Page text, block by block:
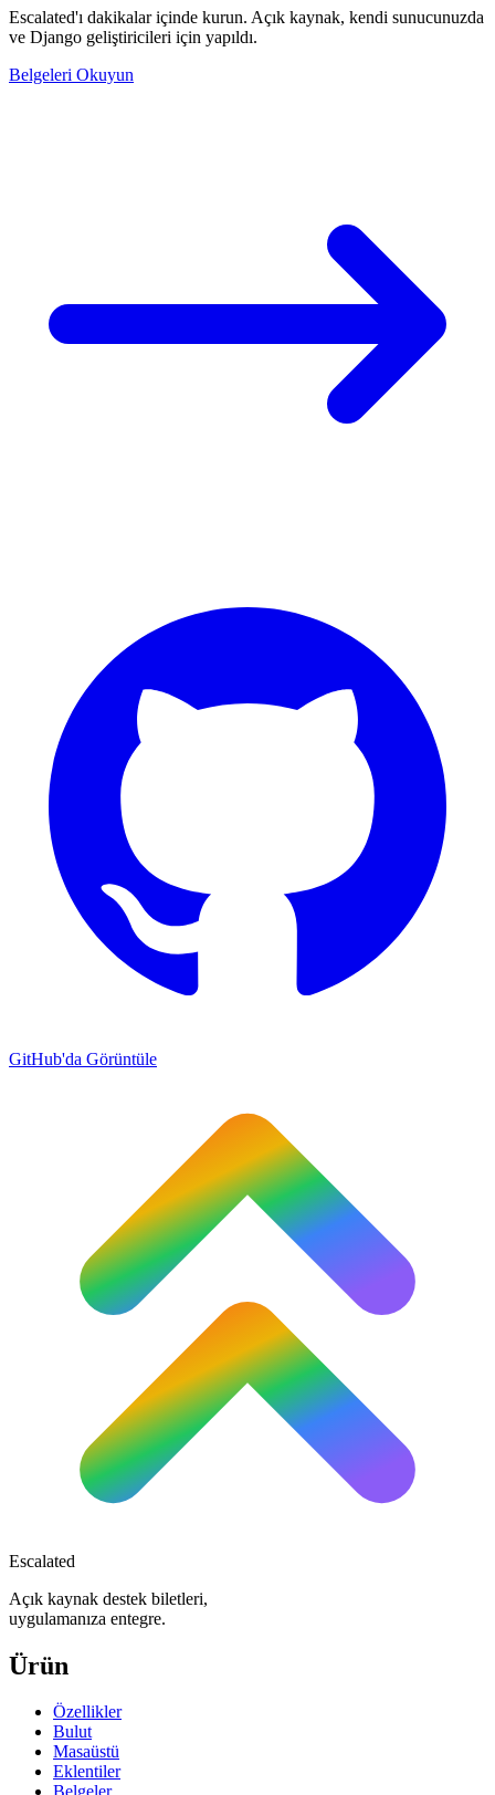
Escalated'ı dakikalar içinde kurun. Açık kaynak, kendi sunucunuzda
ve Django geliştiricileri için yapıldı.
Belgeleri Okuyun
GitHub'da Görüntüle
Escalated
Açık kaynak destek biletleri,
uygulamanıza entegre.
Ürün
Özellikler
Bulut
Masaüstü
Eklentiler